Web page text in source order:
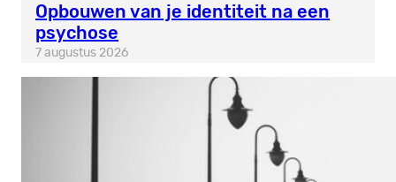
Opbouwen van je identiteit na een
psychose
7 augustus 2026